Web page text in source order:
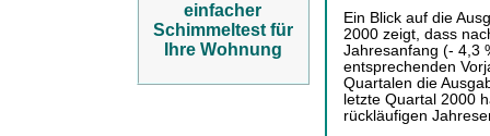
einfacher
Schimmeltest für
Ihre Wohnung
Ein Blick auf die
2000 zeigt, dass
Jahresanfang (- 4,3
entsprechenden
Quartalen die
letzte Quartal 2000
rückläufigen